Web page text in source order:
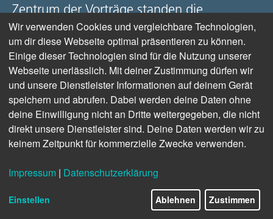
Zentrum der Vorträge standen die
schwierige Lage der Wohnungswirtschaft
und die Herausforderungen der
Energiewende.
ZUM BEITRAG|VIDEO|BILDERGALERIE
Wir verwenden Cookies und vergleichbare Technologien,
um dir diese Webseite optimal präsentieren zu können.
Einige dieser Technologien sind für die Nutzung unserer
Webseite unerlässlich. Mit deiner Zustimmung dürfen wir
und unsere Dienstleister Informationen auf deinem Gerät
speichern und abrufen. Dabei werden deine Daten ohne
deine Einwilligung nicht an Dritte weitergegeben, die nicht
direkt unsere Dienstleister sind. Deine Daten werden wir zu
keinem Zeitpunkt für kommerzielle Zwecke verwenden.
Impressum | Datenschutzerklärung
Einstellen Ablehnen Zustimmen